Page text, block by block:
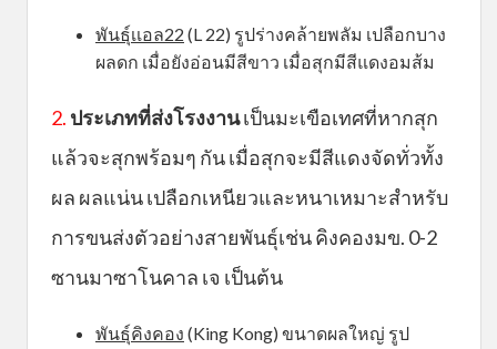
พันธุ์เเอล22 (L 22) รูปร่างคล้ายพลัม เปลือกบาง
ผลดก เมื่อยังอ่อนมีสีขาว เมื่อสุกมีสีแดงอมส้ม
2. ประเภทที่ส่งโรงงานเป็นมะเขือเทศที่หากสุก
แล้วจะสุกพร้อมๆ กัน เมื่อสุกจะมีสีแดงจัดทั่วทั้ง
ผล ผลแน่น เปลือกเหนียวและหนาเหมาะสำหรับ
การขนส่งตัวอย่างสายพันธุ์เช่น คิงคองมข. 0-2
ซานมาซาโนคาล เจ เป็นต้น
พันธุ์คิงคอง (King Kong) ขนาดผลใหญ่ รูป